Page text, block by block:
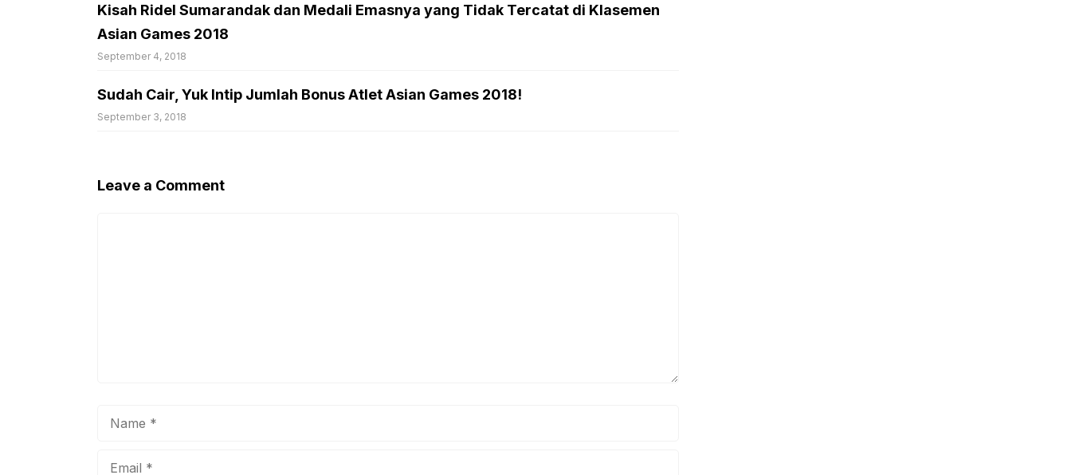
Kisah Ridel Sumarandak dan Medali Emasnya yang Tidak Tercatat di Klasemen
Asian Games 2018
September 4, 2018
Sudah Cair, Yuk Intip Jumlah Bonus Atlet Asian Games 2018!
September 3, 2018
Leave a Comment